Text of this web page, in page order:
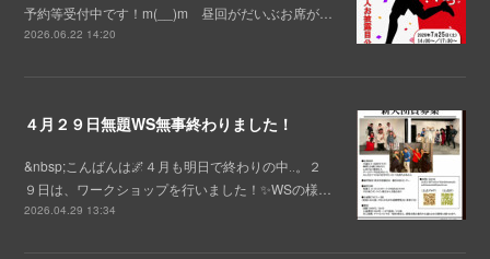
予約等受付中です！m(__)m 昼回がだいぶお席が…
2026.06.22 14:20
４月２９日無題WS無事終わりました！
&nbsp;こんばんは🌌４月も明日で終わりの中‥。２
９日は、ワークショップを行いました！✨WSの様…
2026.04.29 13:34